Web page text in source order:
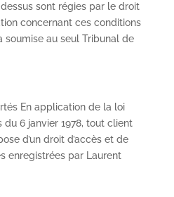
sont régies par le droit
concernant ces conditions
soumise au seul Tribunal de
En application de la loi
du 6 janvier 1978, tout client
d’un droit d’accès et de
enregistrées par Laurent